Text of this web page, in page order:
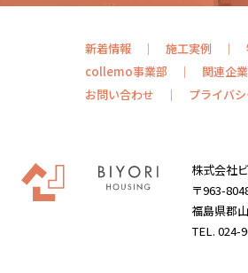
新着情報 施工実例
collemo事業部
関連企業
お問い合わせ
プライバ
株式会社
〒963-
福島県郡
TEL. 024-